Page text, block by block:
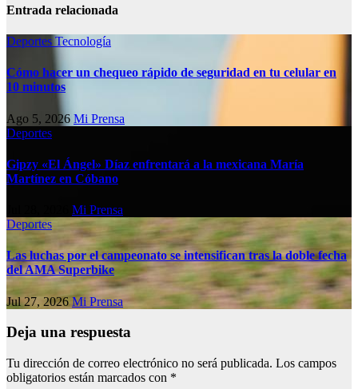
Entrada relacionada
Deportes Tecnología
Cómo hacer un chequeo rápido de seguridad en tu celular en
10 minutos
Ago 5, 2026 Mi Prensa
Deportes
Gipzy «El Ángel» Díaz enfrentará a la mexicana María
Martínez en Cóbano
Mi Prensa
Deportes
Las luchas por el campeonato se intensifican tras la doble fecha
del AMA Superbike
Jul 27, 2026Mi Prensa
Deja una respuesta
Tu dirección de correo electrónico no será publicada. Los campos
obligatorios están marcados con *